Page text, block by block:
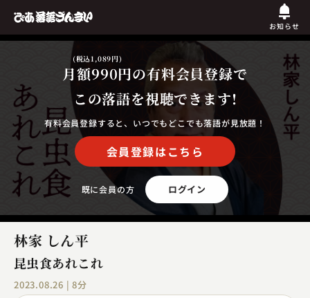
お知らせ
月額990円
(税込1,089円)
の有料会員登録で
この落語を視聴できます!
有料会員登録すると、いつでもどこでも落語が見放題！
会員登録はこちら
既に会員の方 ログイン
林家 しん平
昆虫食あれこれ
2023.08.26 | 8分